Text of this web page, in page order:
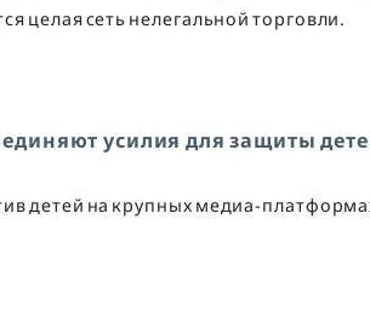
целая сеть нелегальной торговли.
усилия для защиты
детей на крупных медиа-